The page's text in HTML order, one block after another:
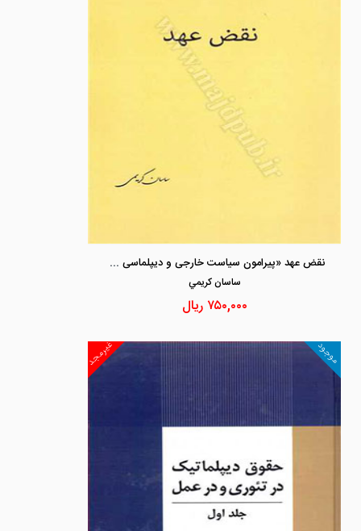
نقض عهد «پیرامون سیاست خارجی و دیپلماسی هسته ای ایران»
ساسان كريمي
۷۵۰,۰۰۰ ریال
غیرمجد موجود